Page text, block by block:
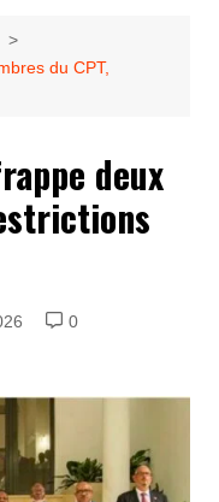
du CPT,
deux
0